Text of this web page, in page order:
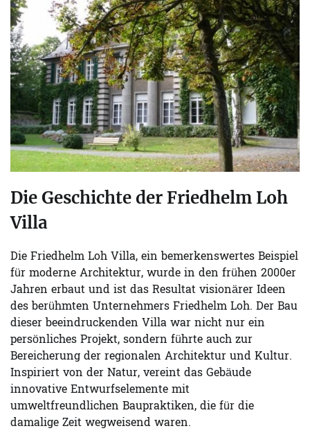
Die Geschichte der Friedhelm Loh
Villa
Die Friedhelm Loh Villa, ein bemerkenswertes Beispiel
für moderne Architektur, wurde in den frühen 2000er
Jahren erbaut und ist das Resultat visionärer Ideen
des berühmten Unternehmers Friedhelm Loh. Der Bau
dieser beeindruckenden Villa war nicht nur ein
persönliches Projekt, sondern führte auch zur
Bereicherung der regionalen Architektur und Kultur.
Inspiriert von der Natur, vereint das Gebäude
innovative Entwurfselemente mit
umweltfreundlichen Baupraktiken, die für die
damalige Zeit wegweisend waren.